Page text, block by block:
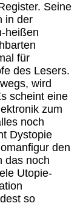
Seine
in der
heißen
für
des Lesers.
wird
scheint eine
zum
noch
Dystopie
den
das noch
Utopie-
so